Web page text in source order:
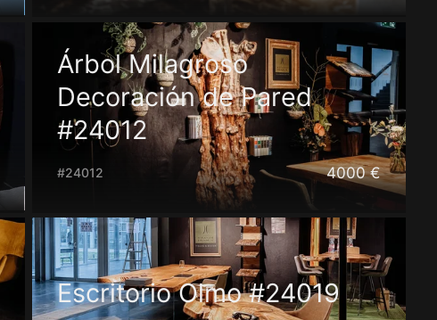
Árbol Milagroso
Decoración de Pared
#24012
#24012 4000 €
Escritorio Olmo #24019